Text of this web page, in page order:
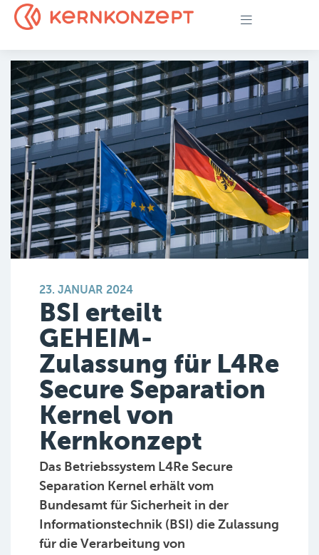
23. JANUAR 2024
BSI erteilt
GEHEIM-
Zulassung für L4Re
Secure Separation
Kernel von
Kernkonzept
Das Betriebssystem L4Re Secure
Separation Kernel erhält vom
Bundesamt für Sicherheit in der
Informationstechnik (BSI) die Zulassung
für die Verarbeitung von